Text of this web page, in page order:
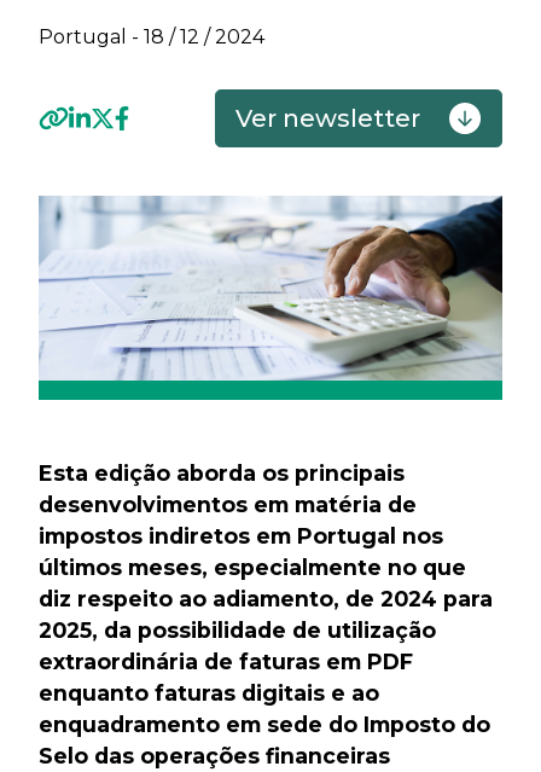
Portugal - 18 / 12 / 2024
Ver newsletter
Esta edição aborda os principais
desenvolvimentos em matéria de
impostos indiretos em Portugal nos
últimos meses, especialmente no que
diz respeito ao adiamento, de 2024 para
2025, da possibilidade de utilização
extraordinária de faturas em PDF
enquanto faturas digitais e ao
enquadramento em sede do Imposto do
Selo das operações financeiras